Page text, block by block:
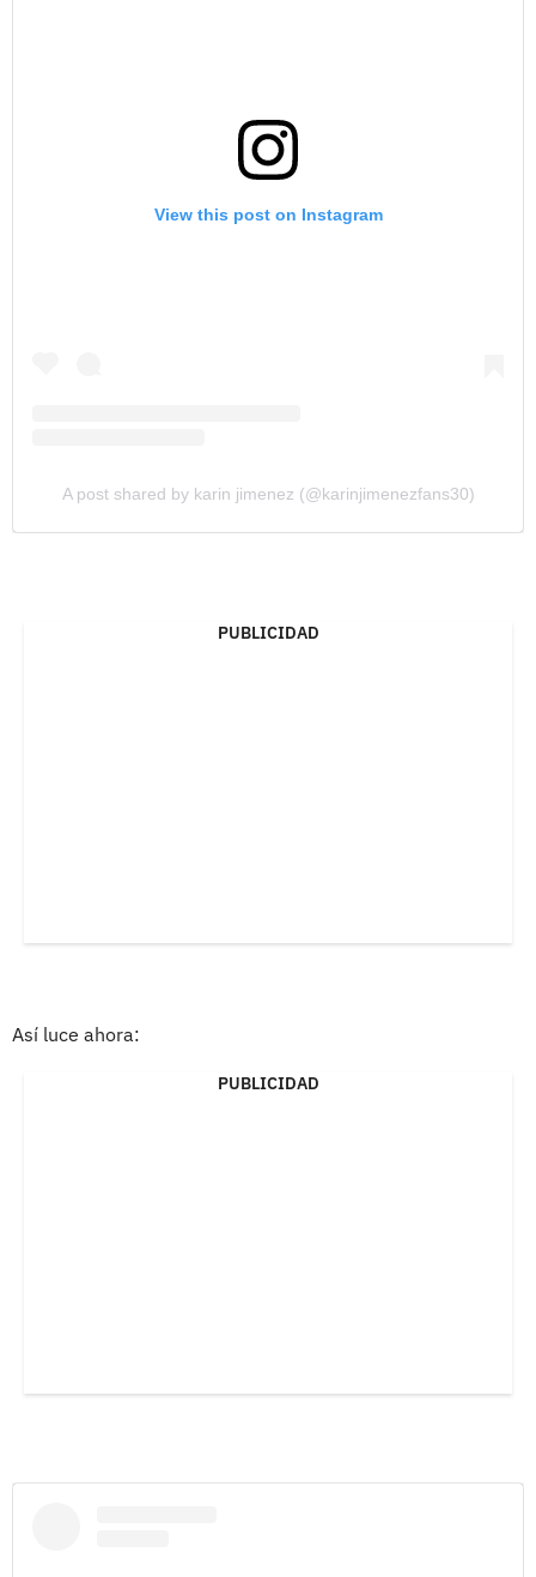
View this post on Instagram
A post shared by karin jimenez (@karinjimenezfans30)
PUBLICIDAD
Así luce ahora:
PUBLICIDAD